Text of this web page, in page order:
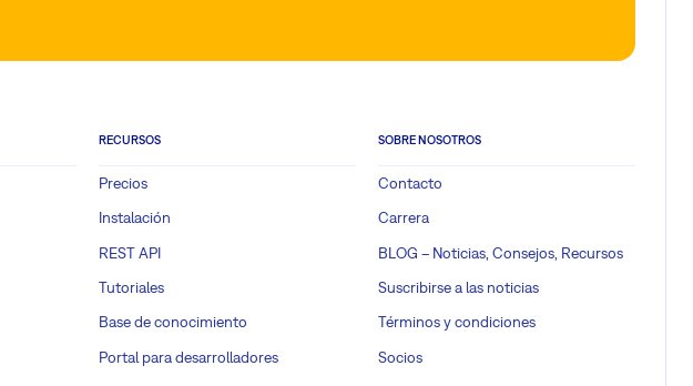
RECURSOS
Precios
Instalación
REST API
Tutoriales
Base de conocimiento
Portal para desarrolladores
SOBRE NOSOTROS
Contacto
Carrera
BLOG – Noticias, Consejos, Recursos
Suscribirse a las noticias
Términos y condiciones
Socios